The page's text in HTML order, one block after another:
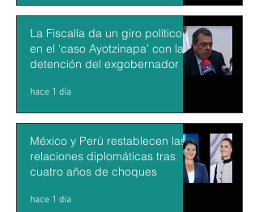
La Fiscalía da un giro político
en el ‘caso Ayotzinapa’ con la
detención del exgobernador de
hace 1 día
México y Perú restablecen las
relaciones diplomáticas tras
cuatro años de choques
hace 1 día